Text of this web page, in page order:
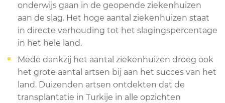
onderwijs gaan in de geopende ziekenhuizen
aan de slag. Het hoge aantal ziekenhuizen staat
in directe verhouding tot het slagingspercentage
in het hele land.
Mede dankzij het aantal ziekenhuizen droeg ook
het grote aantal artsen bij aan het succes van het
land. Duizenden artsen ontdekten dat de
transplantatie in Turkije in alle opzichten